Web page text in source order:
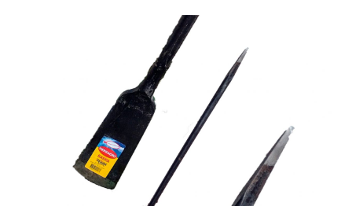
DISCO PULIR DEWALT 7"